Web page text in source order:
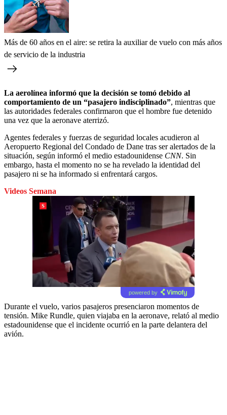
Más de 60 años en el aire: se retira la auxiliar de vuelo con más años
de servicio de la industria
La aerolínea informó que la decisión se tomó debido al
comportamiento de un “pasajero indisciplinado”, mientras que
las autoridades federales confirmaron que el hombre fue detenido
una vez que la aeronave aterrizó.
Agentes federales y fuerzas de seguridad locales acudieron al
Aeropuerto Regional del Condado de Dane tras ser alertados de la
situación, según informó el medio estadounidense CNN. Sin
embargo, hasta el momento no se ha revelado la identidad del
pasajero ni se ha informado si enfrentará cargos.
Videos Semana
powered by
Durante el vuelo, varios pasajeros presenciaron momentos de
tensión. Mike Rundle, quien viajaba en la aeronave, relató al medio
estadounidense que el incidente ocurrió en la parte delantera del
avión.